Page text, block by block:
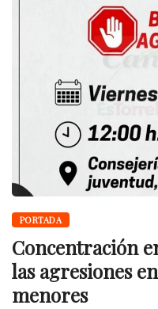
PORTADA
Concentración
las agresiones
menores